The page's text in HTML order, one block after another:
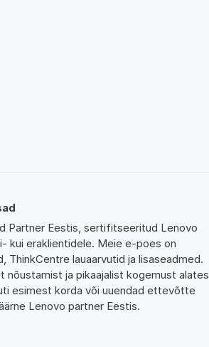
Partner Eestis, sertifitseeritud Lenovo
kui eraklientidele. Meie e-poes on
ThinkCentre lauaarvutid ja lisaseadmed.
ja pikaajalist kogemust alates
esimest korda või uuendad ettevõtte
Lenovo partner Eestis.